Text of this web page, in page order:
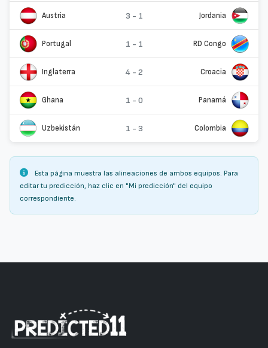
Austria 3 - 1 Jordania
Portugal 1 - 1 RD Congo
Inglaterra 4 - 2 Croacia
Ghana 1 - 0 Panamá
Uzbekistán 1 - 3 Colombia
Esta página muestra las alineaciones de ambos equipos. Para
editar tu predicción, haz clic en "Mi predicción" del equipo
correspondiente.